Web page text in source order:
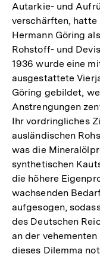
Autarkie- und
verschärften,
Hermann Göring
Rohstoff- und
1936 wurde eine
ausgestattete
Göring gebildet,
Anstrengungen
Ihr vordringliches
ausländischen
was die
synthetischen
die höhere
wachsenden
aufgesogen,
des Deutschen
an der
dieses Dilemma